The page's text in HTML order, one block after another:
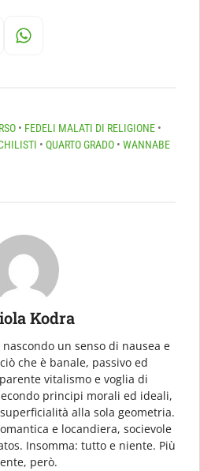
• FEDELI MALATI DI RELIGIONE •
• QUARTO GRADO • WANNABE
Kodra
un senso di nausea e
che è banale, passivo ed
vitalismo e voglia di
principi morali ed ideali,
alla sola geometria.
e locandiera, socievole
Insomma: tutto e niente. Più
però.